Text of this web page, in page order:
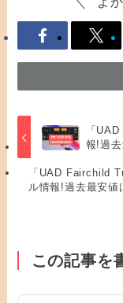
「
報!過
「UAD Fairchild
ル情報!過去最安値
この記事を